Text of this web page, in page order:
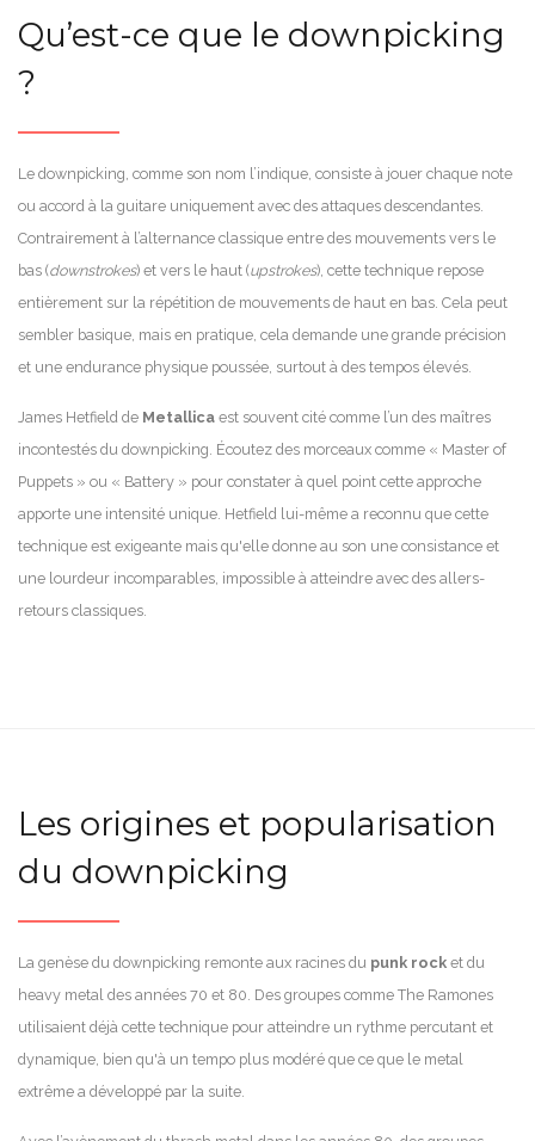
Qu’est-ce que le downpicking
?
Le downpicking, comme son nom l’indique, consiste à jouer chaque note
ou accord à la guitare uniquement avec des attaques descendantes.
Contrairement à l’alternance classique entre des mouvements vers le
bas (downstrokes) et vers le haut (upstrokes), cette technique repose
entièrement sur la répétition de mouvements de haut en bas. Cela peut
sembler basique, mais en pratique, cela demande une grande précision
et une endurance physique poussée, surtout à des tempos élevés.
James Hetfield de Metallica est souvent cité comme l’un des maîtres
incontestés du downpicking. Écoutez des morceaux comme « Master of
Puppets » ou « Battery » pour constater à quel point cette approche
apporte une intensité unique. Hetfield lui-même a reconnu que cette
technique est exigeante mais qu'elle donne au son une consistance et
une lourdeur incomparables, impossible à atteindre avec des allers-
retours classiques.
Les origines et popularisation
du downpicking
La genèse du downpicking remonte aux racines du punk rock et du
heavy metal des années 70 et 80. Des groupes comme The Ramones
utilisaient déjà cette technique pour atteindre un rythme percutant et
dynamique, bien qu'à un tempo plus modéré que ce que le metal
extrême a développé par la suite.